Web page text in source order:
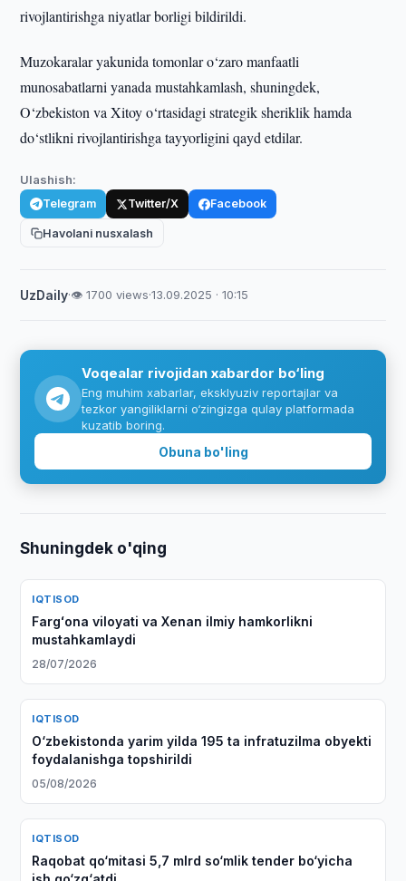
rivojlantirishga niyatlar borligi bildirildi.
Muzokaralar yakunida tomonlar o‘zaro manfaatli
munosabatlarni yanada mustahkamlash, shuningdek,
O‘zbekiston va Xitoy o‘rtasidagi strategik sheriklik hamda
do‘stlikni rivojlantirishga tayyorligini qayd etdilar.
Ulashish:
Telegram Twitter/X Facebook
Havolani nusxalash
UzDaily·👁 1700 views·13.09.2025 · 10:15
Voqealar rivojidan xabardor bo‘ling
Eng muhim xabarlar, eksklyuziv reportajlar va
tezkor yangiliklarni o‘zingizga qulay platformada
kuzatib boring.
Obuna bo'ling
Shuningdek o'qing
IQTISOD
Fargʻona viloyati va Xenan ilmiy hamkorlikni
mustahkamlaydi
28/07/2026
IQTISOD
O‘zbekistonda yarim yilda 195 ta infratuzilma obyekti
foydalanishga topshirildi
05/08/2026
IQTISOD
Raqobat qo‘mitasi 5,7 mlrd so‘mlik tender bo‘yicha